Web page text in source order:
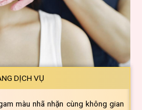
DỊCH VỤ
màu nhã nhặn cùng không gian